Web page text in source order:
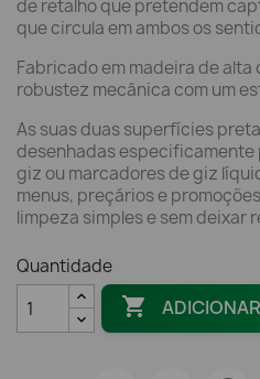
de retalho que pretendem
que circula em ambos os
Fabricado em madeira de
robustez mecânica com um
As suas duas superfícies
desenhadas especificamente
giz ou marcadores de giz
menus, preçários e
limpeza simples e sem deixar
Quantidade
